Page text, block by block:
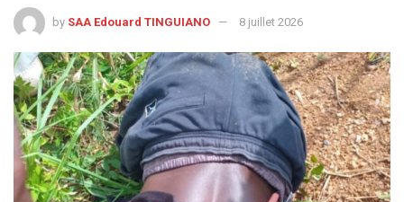
by SAA Edouard TINGUIANO 8 juillet 2026